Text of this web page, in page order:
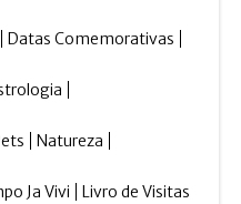
Datas Comemorativas
Natureza
Ja Vivi Livro de Visitas